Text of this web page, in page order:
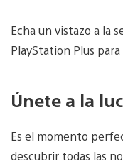
Echa un vistazo a la
PlayStation Plus para
Únete a la
Es el momento
descubrir todas las